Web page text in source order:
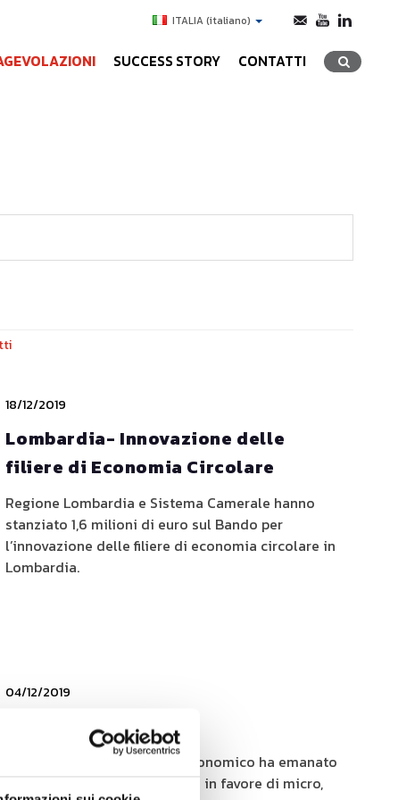
ITALIA(italiano)
SUCCESS STORY CONTATTI
18/12/2019
Lombardia- Innovazione delle
filiere di Economia Circolare
Regione Lombardia e Sistema Camerale hanno
stanziato 1,6 milioni di euro sul Bando per
l’innovazione delle filiere di economia circolare in
Lombardia.
04/12/2019
Bando Disegni +4
Il Ministero dello Sviluppo Economico ha emanato
un nuovo bando di contributo in favore di micro,